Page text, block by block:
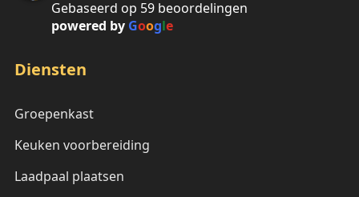
Gebaseerd op 59 beoordelingen
powered by Google
Diensten
Groepenkast
Keuken voorbereiding
Laadpaal plaatsen